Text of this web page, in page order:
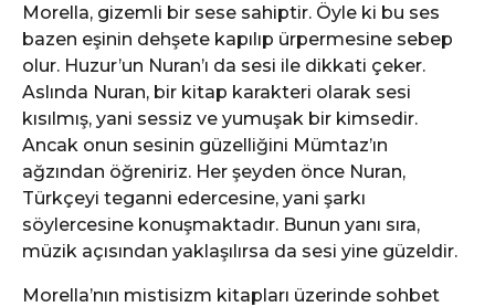
Morella, gizemli bir sese sahiptir. Öyle ki bu ses
bazen eşinin dehşete kapılıp ürpermesine sebep
olur. Huzur’un Nuran’ı da sesi ile dikkati çeker.
Aslında Nuran, bir kitap karakteri olarak sesi
kısılmış, yani sessiz ve yumuşak bir kimsedir.
Ancak onun sesinin güzelliğini Mümtaz’ın
ağzından öğreniriz. Her şeyden önce Nuran,
Türkçeyi teganni edercesine, yani şarkı
söylercesine konuşmaktadır. Bunun yanı sıra,
müzik açısından yaklaşılırsa da sesi yine güzeldir.
Morella’nın mistisizm kitapları üzerinde sohbet